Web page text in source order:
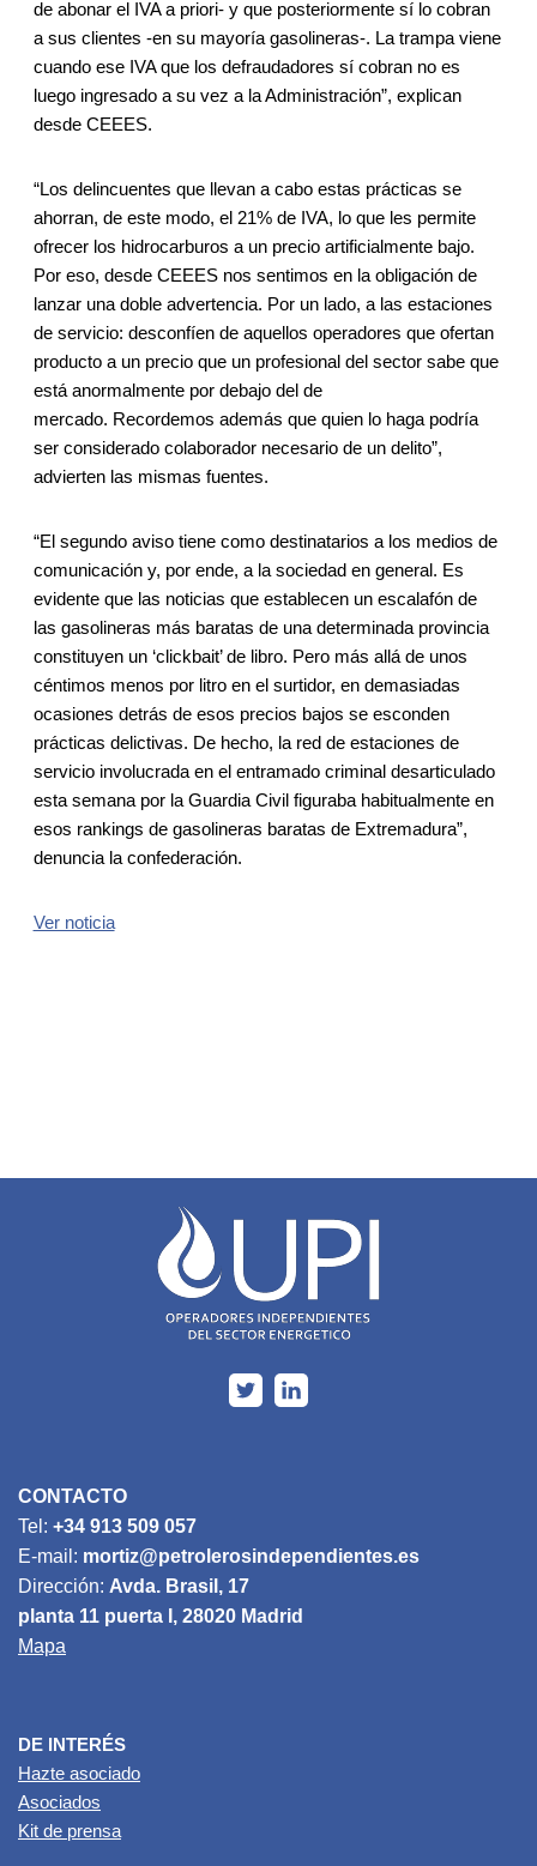
de abonar el IVA a priori- y que posteriormente sí lo cobran
a sus clientes -en su mayoría gasolineras-. La trampa viene
cuando ese IVA que los defraudadores sí cobran no es
luego ingresado a su vez a la Administración”, explican
desde CEEES.
“Los delincuentes que llevan a cabo estas prácticas se
ahorran, de este modo, el 21% de IVA, lo que les permite
ofrecer los hidrocarburos a un precio artificialmente bajo.
Por eso, desde CEEES nos sentimos en la obligación de
lanzar una doble advertencia. Por un lado, a las estaciones
de servicio: desconfíen de aquellos operadores que ofertan
producto a un precio que un profesional del sector sabe que
está anormalmente por debajo del de
mercado. Recordemos además que quien lo haga podría
ser considerado colaborador necesario de un delito”,
advierten las mismas fuentes.
“El segundo aviso tiene como destinatarios a los medios de
comunicación y, por ende, a la sociedad en general. Es
evidente que las noticias que establecen un escalafón de
las gasolineras más baratas de una determinada provincia
constituyen un ‘clickbait’ de libro. Pero más allá de unos
céntimos menos por litro en el surtidor, en demasiadas
ocasiones detrás de esos precios bajos se esconden
prácticas delictivas. De hecho, la red de estaciones de
servicio involucrada en el entramado criminal desarticulado
esta semana por la Guardia Civil figuraba habitualmente en
esos rankings de gasolineras baratas de Extremadura”,
denuncia la confederación.
Ver noticia
CONTACTO
Tel: +34 913 509 057
E-mail: mortiz@petrolerosindependientes.es
Dirección: Avda. Brasil, 17
planta 11 puerta I, 28020 Madrid
Mapa
DE INTERÉS
Hazte asociado
Asociados
Kit de prensa